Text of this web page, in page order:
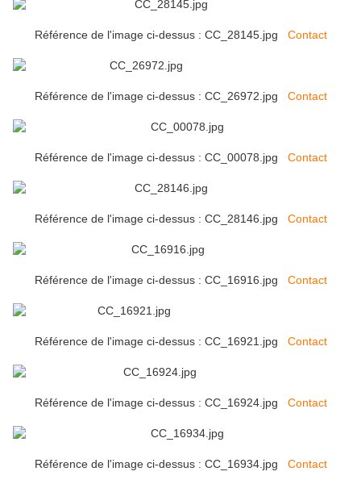
Référence de l'image ci-dessus : CC_28145.jpg Contact
Référence de l'image ci-dessus : CC_26972.jpg Contact
Référence de l'image ci-dessus : CC_00078.jpg Contact
Référence de l'image ci-dessus : CC_28146.jpg Contact
Référence de l'image ci-dessus : CC_16916.jpg Contact
Référence de l'image ci-dessus : CC_16921.jpg Contact
Référence de l'image ci-dessus : CC_16924.jpg Contact
Référence de l'image ci-dessus : CC_16934.jpg Contact